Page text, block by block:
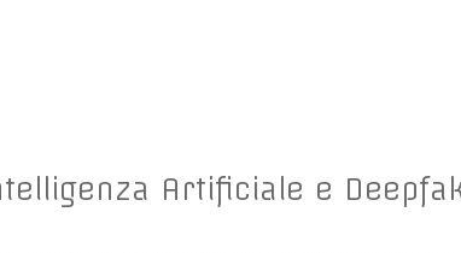
Artificiale e